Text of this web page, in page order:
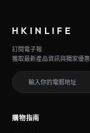
HKINLIFE
訂閱電子報
獲取最新產品資訊與獨家優惠
購物指南